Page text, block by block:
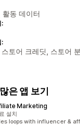
동 데이터
:
:
토어 크레딧, 스토어
은 앱 보기
Marketing
설치
loops with influencer &